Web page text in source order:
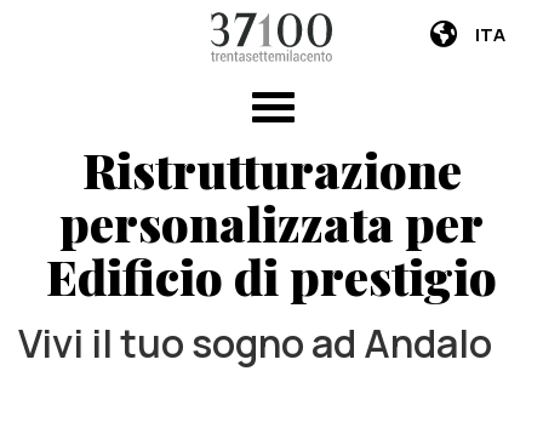
ITA
Ristrutturazione
personalizzata per
Edificio di prestigio
Vivi il tuo sogno ad Andalo